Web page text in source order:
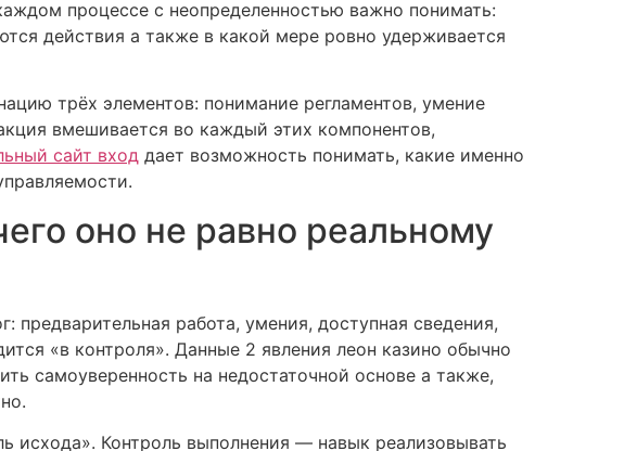
процессе с неопределенностью важно понимать:
действия а также в какой мере ровно удерживается
трёх элементов: понимание регламентов, умение
вмешивается во каждый этих компонентов,
сайт вход дает возможность понимать, какие именно
оно не равно реальному
предварительная работа, умения, доступная сведения,
«в контроля». Данные 2 явления леон казино обычно
самоуверенность на недостаточной основе а также,
исхода». Контроль выполнения — навык реализовывать